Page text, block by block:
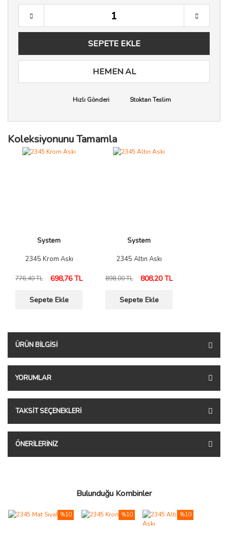
SEPETE EKLE
HEMEN AL
Hızlı Gönderi Stoktan Teslim
Koleksiyonunu Tamamla
System
2345 Krom Askı
776,40 TL 698,76 TL
Sepete Ekle
System
2345 Altın Askı
898,00 TL 808,20 TL
Sepete Ekle
ÜRÜN BILGISI
YORUMLAR
TAKSIT SEÇENEKLERI
ÖNERILERINIZ
Bulunduğu Kombinler
%10 %10 %10